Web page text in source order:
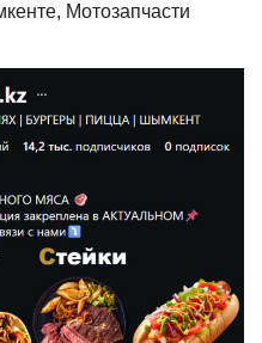
Мотозапчасти